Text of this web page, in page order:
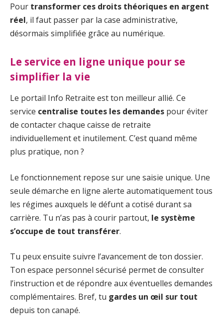
Pour transformer ces droits théoriques en argent
réel, il faut passer par la case administrative,
désormais simplifiée grâce au numérique.
Le service en ligne unique pour se
simplifier la vie
Le portail Info Retraite est ton meilleur allié. Ce
service centralise toutes les demandes pour éviter
de contacter chaque caisse de retraite
individuellement et inutilement. C’est quand même
plus pratique, non ?
Le fonctionnement repose sur une saisie unique. Une
seule démarche en ligne alerte automatiquement tous
les régimes auxquels le défunt a cotisé durant sa
carrière. Tu n’as pas à courir partout, le système
s’occupe de tout transférer.
Tu peux ensuite suivre l’avancement de ton dossier.
Ton espace personnel sécurisé permet de consulter
l’instruction et de répondre aux éventuelles demandes
complémentaires. Bref, tu gardes un œil sur tout
depuis ton canapé.